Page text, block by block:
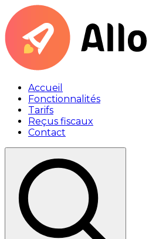
Accueil
Fonctionnalités
Tarifs
Reçus fiscaux
Contact